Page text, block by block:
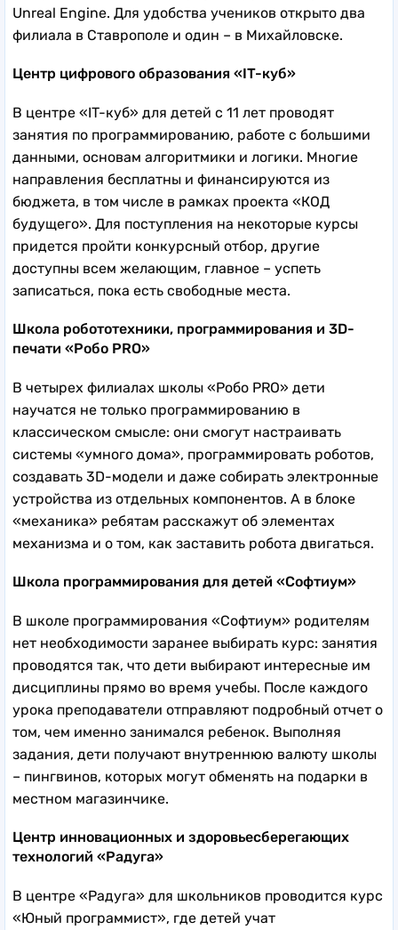
Unreal Engine. Для удобства учеников открыто два
филиала в Ставрополе и один – в Михайловске.
Центр цифрового образования «IT-куб»
В центре «IT-куб» для детей с 11 лет проводят
занятия по программированию, работе с большими
данными, основам алгоритмики и логики. Многие
направления бесплатны и финансируются из
бюджета, в том числе в рамках проекта «КОД
будущего». Для поступления на некоторые курсы
придется пройти конкурсный отбор, другие
доступны всем желающим, главное – успеть
записаться, пока есть свободные места.
Школа робототехники, программирования и 3D-
печати «Робо PRO»
В четырех филиалах школы «Робо PRO» дети
научатся не только программированию в
классическом смысле: они смогут настраивать
системы «умного дома», программировать роботов,
создавать 3D-модели и даже собирать электронные
устройства из отдельных компонентов. А в блоке
«механика» ребятам расскажут об элементах
механизма и о том, как заставить робота двигаться.
Школа программирования для детей «Софтиум»
В школе программирования «Софтиум» родителям
нет необходимости заранее выбирать курс: занятия
проводятся так, что дети выбирают интересные им
дисциплины прямо во время учебы. После каждого
урока преподаватели отправляют подробный отчет о
том, чем именно занимался ребенок. Выполняя
задания, дети получают внутреннюю валюту школы
– пингвинов, которых могут обменять на подарки в
местном магазинчике.
Центр инновационных и здоровьесберегающих
технологий «Радуга»
В центре «Радуга» для школьников проводится курс
«Юный программист», где детей учат